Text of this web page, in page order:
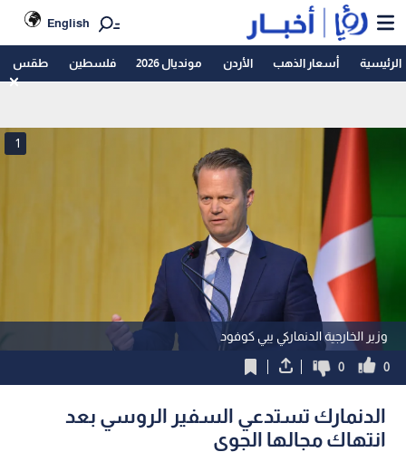
English
الرئيسية أسعار الذهب الأردن مونديال 2026 فلسطين طقس
وزير الخارجية الدنماركي يبي كوفود
1
0
0
الدنمارك تستدعي السفير الروسي بعد
انتهاك مجالها الجوي